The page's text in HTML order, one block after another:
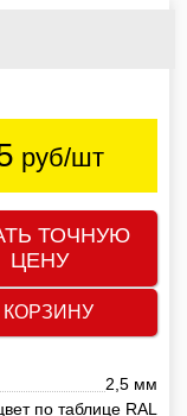
руб/шт
ТОЧНУЮ
ЦЕНУ
КОРЗИНУ
2,5 мм
по таблице RAL